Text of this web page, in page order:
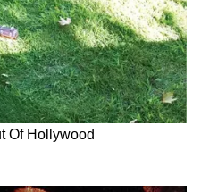
বাস্কেটে বড়